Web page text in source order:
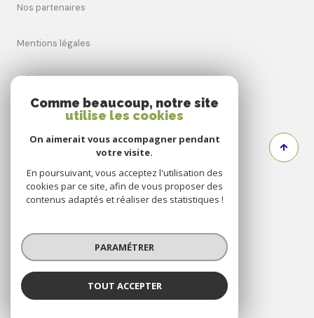
nos partenaires
mentions légales
admin
nos honoraires
cookies
© 2026 | Tous droits réservés
Réalisé par
Comme beaucoup, notre site
utilise les cookies
On aimerait vous accompagner pendant
votre visite.
En poursuivant, vous acceptez l'utilisation des
cookies par ce site, afin de vous proposer des
contenus adaptés et réaliser des statistiques !
PARAMÉTRER
TOUT ACCEPTER